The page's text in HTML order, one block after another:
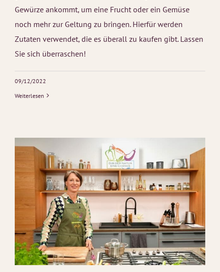
Gewürze ankommt, um eine Frucht oder ein Gemüse
noch mehr zur Geltung zu bringen. Hierfür werden
Zutaten verwendet, die es überall zu kaufen gibt. Lassen
Sie sich überraschen!
09/12/2022
Weiterlesen